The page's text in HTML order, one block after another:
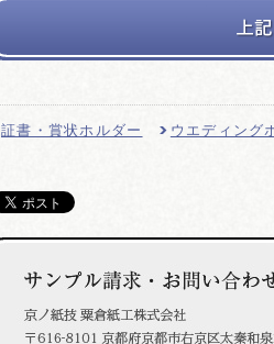
証書・賞状ホルダー ウエディング